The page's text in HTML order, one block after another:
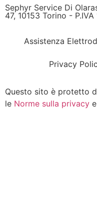
Sephyr Service Di
47, 10153 Torino -
Assistenza
Privacy
Questo sito è protetto
le Norme sulla privacy